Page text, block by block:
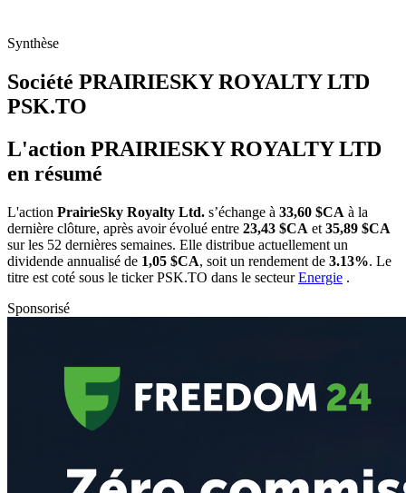
Synthèse
Société PRAIRIESKY ROYALTY LTD
PSK.TO
L'action PRAIRIESKY ROYALTY LTD
en résumé
L'action PrairieSky Royalty Ltd. s’échange à 33,60 $CA à la
dernière clôture, après avoir évolué entre 23,43 $CA et 35,89 $CA
sur les 52 dernières semaines. Elle distribue actuellement un
dividende annualisé de 1,05 $CA, soit un rendement de 3.13%. Le
titre est coté sous le tickerPSK.TO dans le secteurEnergie .
Sponsorisé